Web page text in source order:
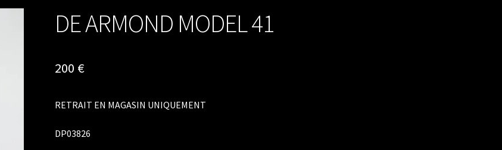
DE ARMOND MODEL 41
200 €
RETRAIT EN MAGASIN UNIQUEMENT
DP03826